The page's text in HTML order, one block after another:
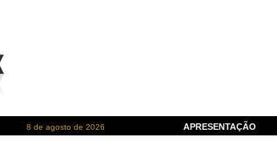
8 de agosto de 2026 APRESENTAÇÃO